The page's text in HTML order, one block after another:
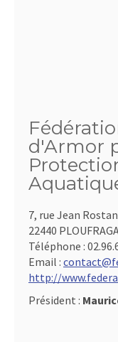
d'Armor
7, rue Jean
22440
Téléphone :
Email :
http://
Président :